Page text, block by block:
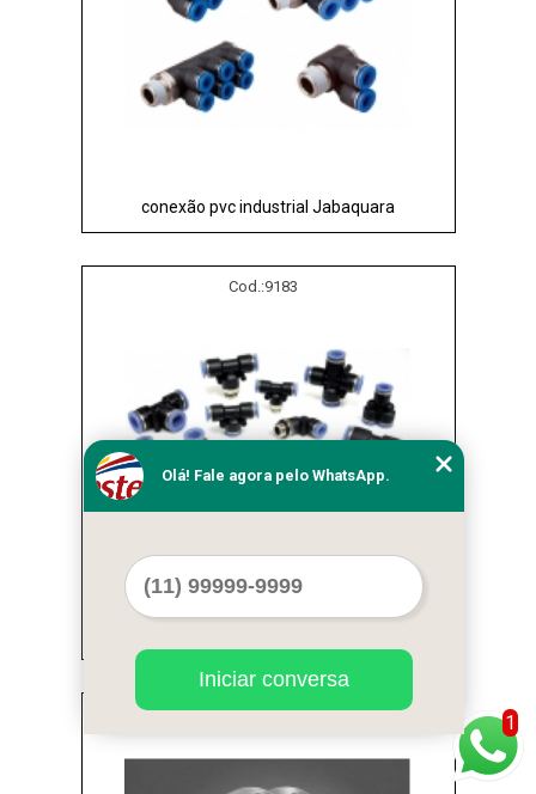
conexão pvc industrial Jabaquara
Cod.:9183
venda de conexões pvc industrial Lauzane
Cod.:9184 1
Olá! Fale agora pelo WhatsApp.
Iniciar conversa